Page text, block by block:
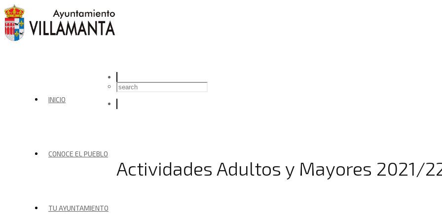
INICIO
CONOCE EL PUEBLO
TU AYUNTAMIENTO
Actividades Adultos y Mayores 2021/